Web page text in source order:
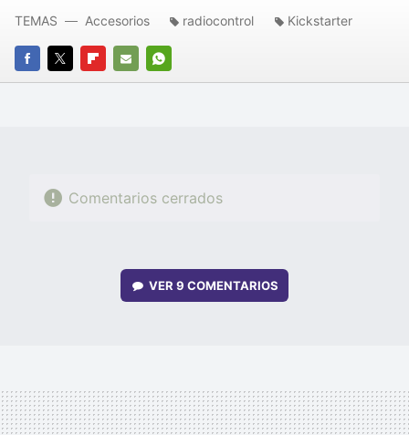
FACEBOOK
TWITTERFLIPBOARD
E-
WHATSAPP
TEMAS Accesorios radiocontrol Kickstarter
Comentarios cerrados
VER 9 COMENTARIOS